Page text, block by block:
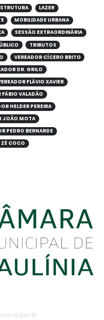
LAZER
MOBILIDADE URBANA
SESSÃO EXTRAORDINÁRIA
TRIBUTOS
VEREADOR CÍCERO BRITO
DR. GRILO
FLÁVIO XAVIER
FÁBIO VALADÃO
HELDER PEREIRA
JOÃO MOTA
PEDRO BERNARDE
ZÉ COCO